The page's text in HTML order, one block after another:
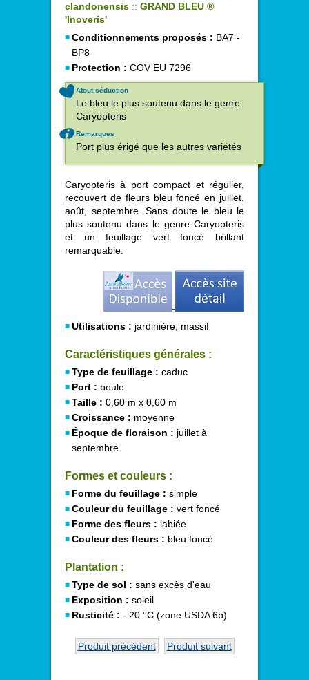
clandonensis :: GRAND BLEU ®
'Inoveris'
Conditionnements proposés : BA7 -
BP8
Protection : COV EU 7296
Atout séduction
Le bleu le plus soutenu dans le genre
Caryopteris
Remarques
Port plus érigé que les autres variétés
Caryopteris à port compact et régulier,
recouvert de fleurs bleu foncé en juillet,
août, septembre. Sans doute le bleu le
plus soutenu dans le genre Caryopteris
et un feuillage vert foncé brillant
remarquable.
Utilisations : jardinière, massif
Caractéristiques générales :
Type de feuillage : caduc
Port : boule
Taille : 0,60 m x 0,60 m
Croissance : moyenne
Époque de floraison : juillet à
septembre
Formes et couleurs :
Forme du feuillage : simple
Couleur du feuillage : vert foncé
Forme des fleurs : labiée
Couleur des fleurs : bleu foncé
Plantation :
Type de sol : sans excès d'eau
Exposition : soleil
Rusticité : - 20 °C (zone USDA 6b)
Produit précédent Produit suivant